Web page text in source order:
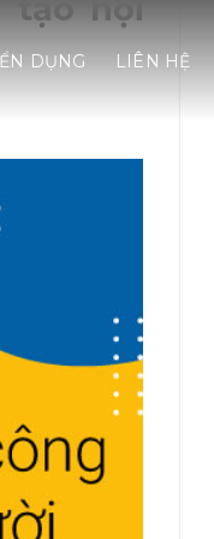
DỤNG LIÊN HỆ
tạo nội